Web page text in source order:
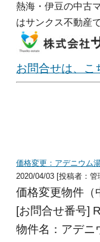
熱海・伊豆の中古
はサンクス不動産
お問合せは、こ
価格変更：アデニウム
2020/04/03 [投稿者：管
価格変更物件（
[お問合せ番号]
物件名：アデニ